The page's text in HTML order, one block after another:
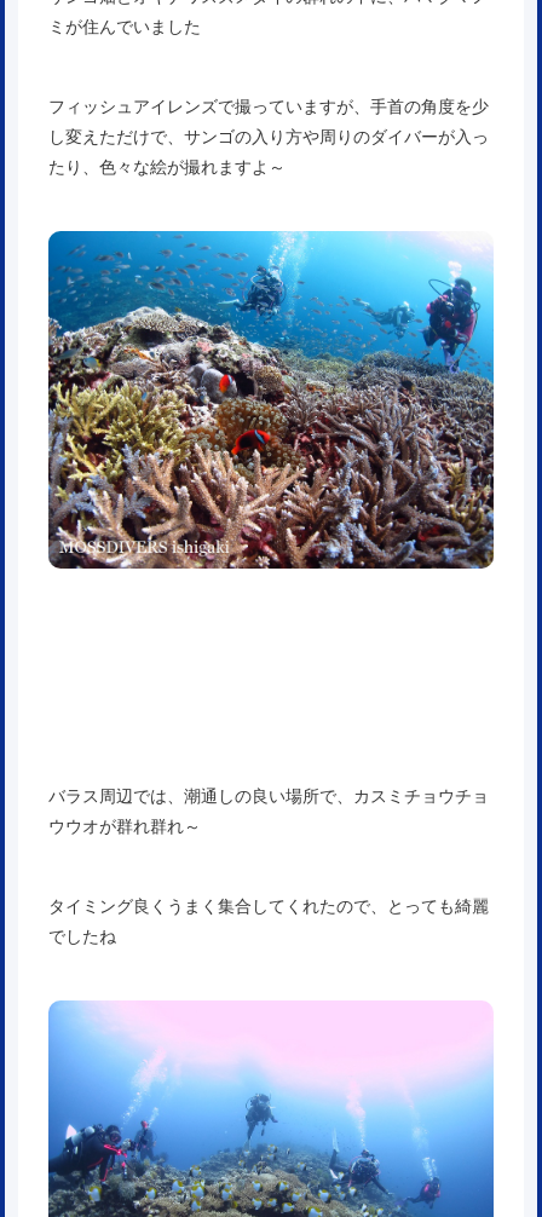
ミが住んでいました
フィッシュアイレンズで撮っていますが、手首の角度を少
し変えただけで、サンゴの入り方や周りのダイバーが入っ
たり、色々な絵が撮れますよ～
バラス周辺では、潮通しの良い場所で、カスミチョウチョ
ウウオが群れ群れ～
タイミング良くうまく集合してくれたので、とっても綺麗
でしたね